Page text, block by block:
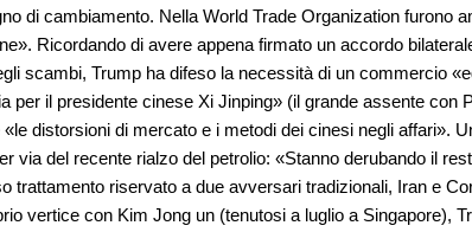
di cambiamento. Nella World Trade Organization furono
Ricordando di avere appena firmato un accordo
scambi, Trump ha difeso la necessità di un commercio
per il presidente cinese Xi Jinping» (il grande assente con
«le distorsioni di mercato e i metodi dei cinesi negli affari».
via del recente rialzo del petrolio: «Stanno derubando il
trattamento riservato a due avversari tradizionali, Iran e
vertice con Kim Jong un (tenutosi a luglio a Singapore),